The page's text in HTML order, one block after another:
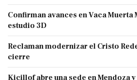
Confirman avances en Vaca Muerta
estudio 3D
Reclaman modernizar el Cristo
cierre
Kicillof abre una sede en Mendoza y